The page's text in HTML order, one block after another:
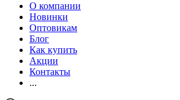
О компании
Новинки
Оптовикам
Блог
Как купить
Акции
Контакты
...